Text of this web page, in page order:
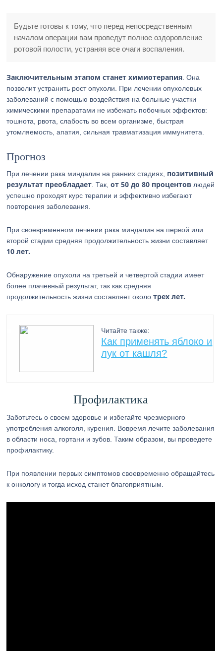
Будьте готовы к тому, что перед непосредственным
началом операции вам проведут полное оздоровление
ротовой полости, устраняя все очаги воспаления.
Заключительным этапом станет химиотерапия . Она
позволит устранить рост опухоли. При лечении опухолевых
заболеваний с помощью воздействия на больные участки
химическими препаратами не избежать побочных эффектов:
тошнота, рвота, слабость во всем организме, быстрая
утомляемость, апатия, сильная травматизация иммунитета.
Прогноз
При лечении рака миндалин на ранних стадиях, позитивный
результат преобладает . Так,от 50 до 80 процентов людей
успешно проходят курс терапии и эффективно избегают
повторения заболевания.
При своевременном лечении рака миндалин на первой или
второй стадии средняя продолжительность жизни составляет
10 лет.
Обнаружение опухоли на третьей и четвертой стадии имеет
более плачевный результат, так как средняя
продолжительность жизни составляет околотрех лет.
Читайте также:
Как применять яблоко и
лук от кашля?
Профилактика
Заботьтесь о своем здоровье и избегайте чрезмерного
употребления алкоголя, курения. Вовремя лечите заболевания
в области носа, гортани и зубов. Таким образом, вы проведете
профилактику.
При появлении первых симптомов своевременно обращайтесь
к онкологу и тогда исход станет благоприятным.